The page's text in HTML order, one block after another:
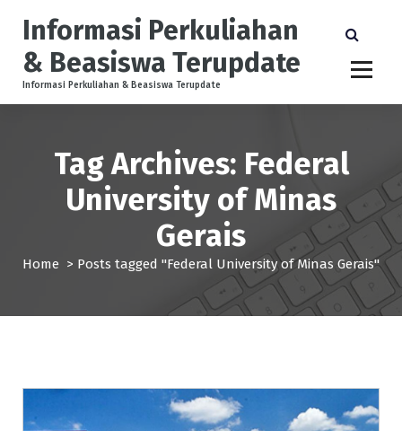
o
Informasi Perkuliahan
& Beasiswa Terupdate
Informasi Perkuliahan & Beasiswa Terupdate
Tag Archives: Federal
University of Minas
Gerais
Home > Posts tagged "Federal University of Minas Gerais"